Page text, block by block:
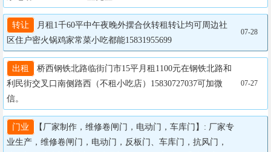
转让
月租1千60平中午夜晚外摆合伙转租转让均可周边社
区住户密火锅鸡家常菜小吃都能15831955699
07-28
出租
桥西钢铁北路临街门市15平月租1100元在钢铁北路和
利民街交叉口南侧路西（不租小吃店）15830727037可加微
信。
07-27
门业
【厂家制作，维修卷闸门，电动门，车库门】: 厂家专
业生产，维修卷闸门，电动门，反板门、车库门，抗风门，